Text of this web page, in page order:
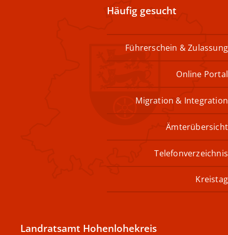
Häufig gesucht
Führerschein & Zulassung
Online Portal
Migration & Integration
Ämterübersicht
Telefonverzeichnis
Kreistag
Landratsamt Hohenlohekreis